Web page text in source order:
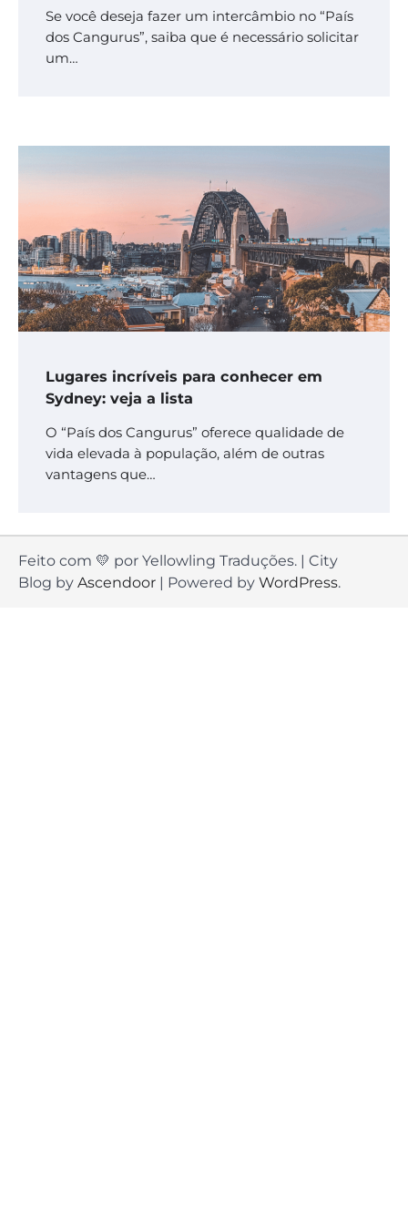
Se você deseja fazer um intercâmbio no “País
dos Cangurus”, saiba que é necessário solicitar
um…
Lugares incríveis para conhecer em
Sydney: veja a lista
O “País dos Cangurus” oferece qualidade de
vida elevada à população, além de outras
vantagens que…
Feito com 💛 por Yellowling Traduções. | City
Blog by Ascendoor | Powered by WordPress.